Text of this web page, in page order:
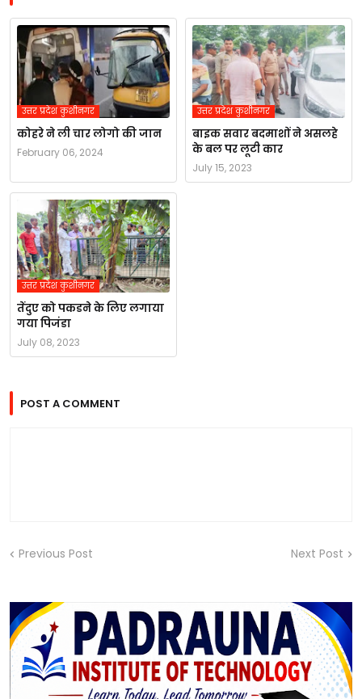
उत्तर प्रदेश कुशीनगर
कोहरे ने ली चार लोगो की जान
February 06, 2024
उत्तर प्रदेश कुशीनगर
बाइक सवार बदमाशों ने असलहे
के बल पर लूटी कार
July 15, 2023
उत्तर प्रदेश कुशीनगर
तेंदुए को पकडने के लिए लगाया
गया पिजंडा
July 08, 2023
POST A COMMENT
Previous Post Next Post